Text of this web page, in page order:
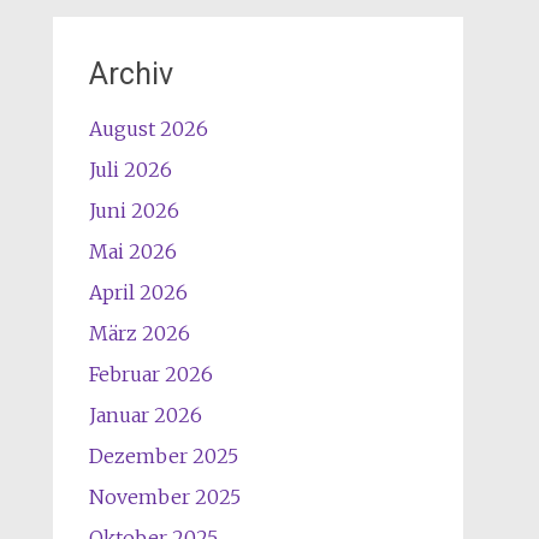
Archiv
August 2026
Juli 2026
Juni 2026
Mai 2026
April 2026
März 2026
Februar 2026
Januar 2026
Dezember 2025
November 2025